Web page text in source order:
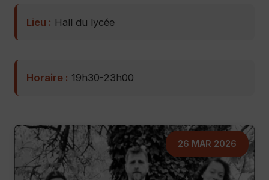
Lieu : Hall du lycée
Horaire : 19h30-23h00
26 MAR 2026